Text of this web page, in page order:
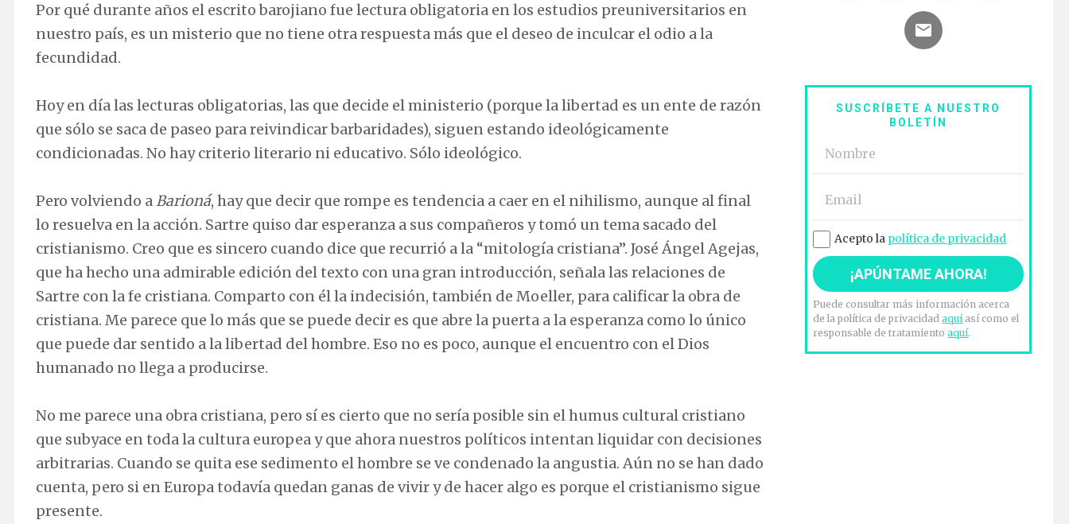
Por qué durante años el escrito barojiano fue lectura obligatoria en los estudios preuniversitarios en
nuestro país, es un misterio que no tiene otra respuesta más que el deseo de inculcar el odio a la
fecundidad.
Hoy en día las lecturas obligatorias, las que decide el ministerio (porque la libertad es un ente de razón
que sólo se saca de paseo para reivindicar barbaridades), siguen estando ideológicamente
condicionadas. No hay criterio literario ni educativo. Sólo ideológico.
Pero volviendo aBarioná, hay que decir que rompe es tendencia a caer en el nihilismo, aunque al final
lo resuelva en la acción. Sartre quiso dar esperanza a sus compañeros y tomó un tema sacado del
cristianismo. Creo que es sincero cuando dice que recurrió a la “mitología cristiana”. José Ángel Agejas,
que ha hecho una admirable edición del texto con una gran introducción, señala las relaciones de
Sartre con la fe cristiana. Comparto con él la indecisión, también de Moeller, para calificar la obra de
cristiana. Me parece que lo más que se puede decir es que abre la puerta a la esperanza como lo único
que puede dar sentido a la libertad del hombre. Eso no es poco, aunque el encuentro con el Dios
humanado no llega a producirse.
No me parece una obra cristiana, pero sí es cierto que no sería posible sin el humus cultural cristiano
que subyace en toda la cultura europea y que ahora nuestros políticos intentan liquidar con decisiones
arbitrarias. Cuando se quita ese sedimento el hombre se ve condenado la angustia. Aún no se han dado
cuenta, pero si en Europa todavía quedan ganas de vivir y de hacer algo es porque el cristianismo sigue
presente.
SUSCRÍBETE A NUESTRO
BOLETÍN
Acepto la política de privacidad
Puede consultar más información acerca
de la política de privacidadaquíasí como el
responsable de tratamientoaquí.